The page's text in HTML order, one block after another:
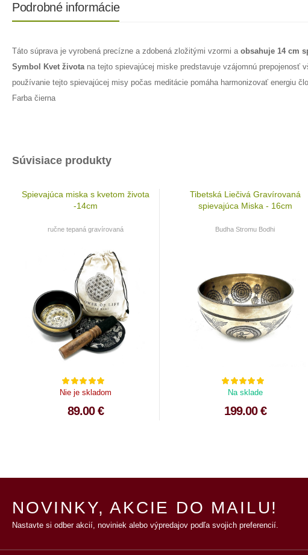
Podrobné informácie
Táto súprava je vyrobená precízne a zdobená zložitými vzormi aobsahuje 14 cm
Symbol Kvet života na tejto spievajúcej miske predstavuje vzájomnú
používanie tejto spievajúcej misy počas meditácie pomáha harmonizovať energiu
Farba čierna
Súvisiace produkty
Spievajúca miska s kvetom života
-14cm
ručne tepaná gravírovaná
Nie je skladom
89.00 €
Tibetská Liečivá Gravírovaná
spievajúca Miska - 16cm
Budha Stromu Bodhi
Na sklade
199.00 €
NOVINKY, AKCIE DO MAILU!
Nastavte si odber akcií, noviniek alebo výpredajov podľa svojich preferencií.